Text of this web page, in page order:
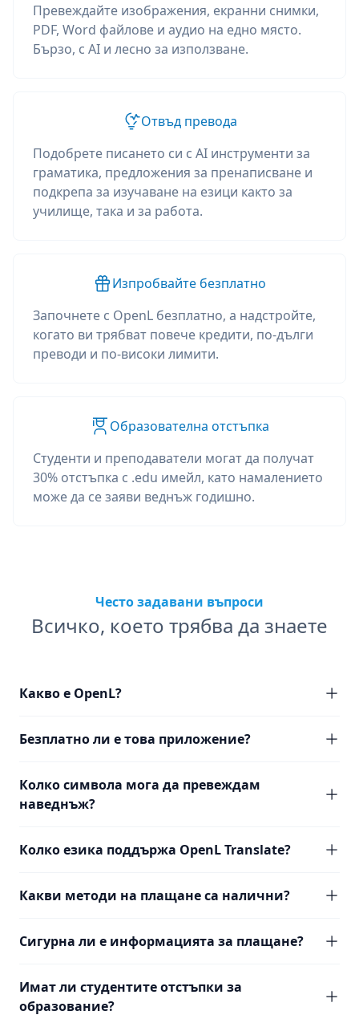
Превеждайте изображения, екранни снимки,
PDF, Word файлове и аудио на едно място.
Бързо, с AI и лесно за използване.
Отвъд превода
Подобрете писането си с AI инструменти за
граматика, предложения за пренаписване и
подкрепа за изучаване на езици както за
училище, така и за работа.
Изпробвайте безплатно
Започнете с OpenL безплатно, а надстройте,
когато ви трябват повече кредити, по-дълги
преводи и по-високи лимити.
Образователна отстъпка
Студенти и преподаватели могат да получат
30% отстъпка с .edu имейл, като намалението
може да се заяви веднъж годишно.
Често задавани въпроси
Всичко, което трябва да знаете
Какво е OpenL?
Безплатно ли е това приложение?
Колко символа мога да превеждам
наведнъж?
Колко езика поддържа OpenL Translate?
Какви методи на плащане са налични?
Сигурна ли е информацията за плащане?
Имат ли студентите отстъпки за
образование?